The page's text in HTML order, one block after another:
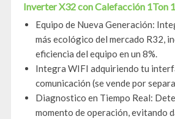
Inverter X32 con Calefacción 1Ton
Equipo de Nueva Generación:
más ecológico del mercado R32,
eficiencia del equipo en un 8%.
Integra WIFI adquiriendo tu
comunicación (se vende por
Diagnostico en Tiempo Real:
momento de operación, evitando